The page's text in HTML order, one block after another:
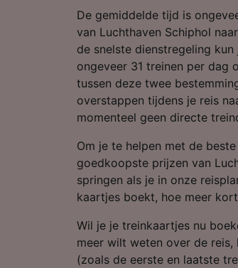
De gemiddelde tijd is
van Luchthaven Schiphol
de snelste dienstregeling
ongeveer 31 treinen per dag
tussen deze twee
overstappen tijdens je reis
momenteel geen directe
Om je te helpen met de
goedkoopste prijzen van
springen als je in onze
kaartjes boekt, hoe meer
Wil je je treinkaartjes nu
meer wilt weten over de
(zoals de eerste en laatste